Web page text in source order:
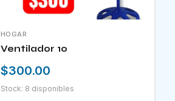
HOGAR
Ventilador 10
$300.00
Stock: 8 disponibles